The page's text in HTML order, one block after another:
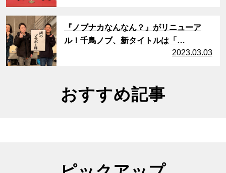
サムネイル
『ノブナカなんなん？』がリニューア
ル！千鳥ノブ、新タイトルは「…
2023.03.03
おすすめ記事